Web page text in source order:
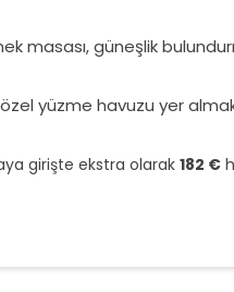
masası, güneşlik
yüzme havuzu yer
girişte ekstra olarak 182 €